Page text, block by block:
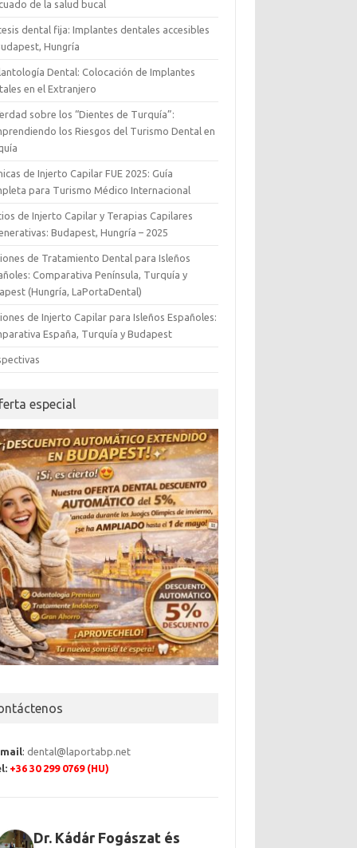
de la salud bucal
dental fija: Implantes dentales accesibles
Hungría
Dental: Colocación de Implantes
en el Extranjero
sobre los “Dientes de Turquía”:
los Riesgos del Turismo Dental en
de Injerto Capilar FUE 2025: Guía
para Turismo Médico Internacional
de Injerto Capilar y Terapias Capilares
Budapest, Hungría – 2025
de Tratamiento Dental para Isleños
Comparativa Península, Turquía y
(Hungría, LaPortaDental)
de Injerto Capilar para Isleños Españoles:
España, Turquía y Budapest
especial
: dental@laportabp.net
+36 30 299 0769 (HU)
Dr. Kádár Fogászat és